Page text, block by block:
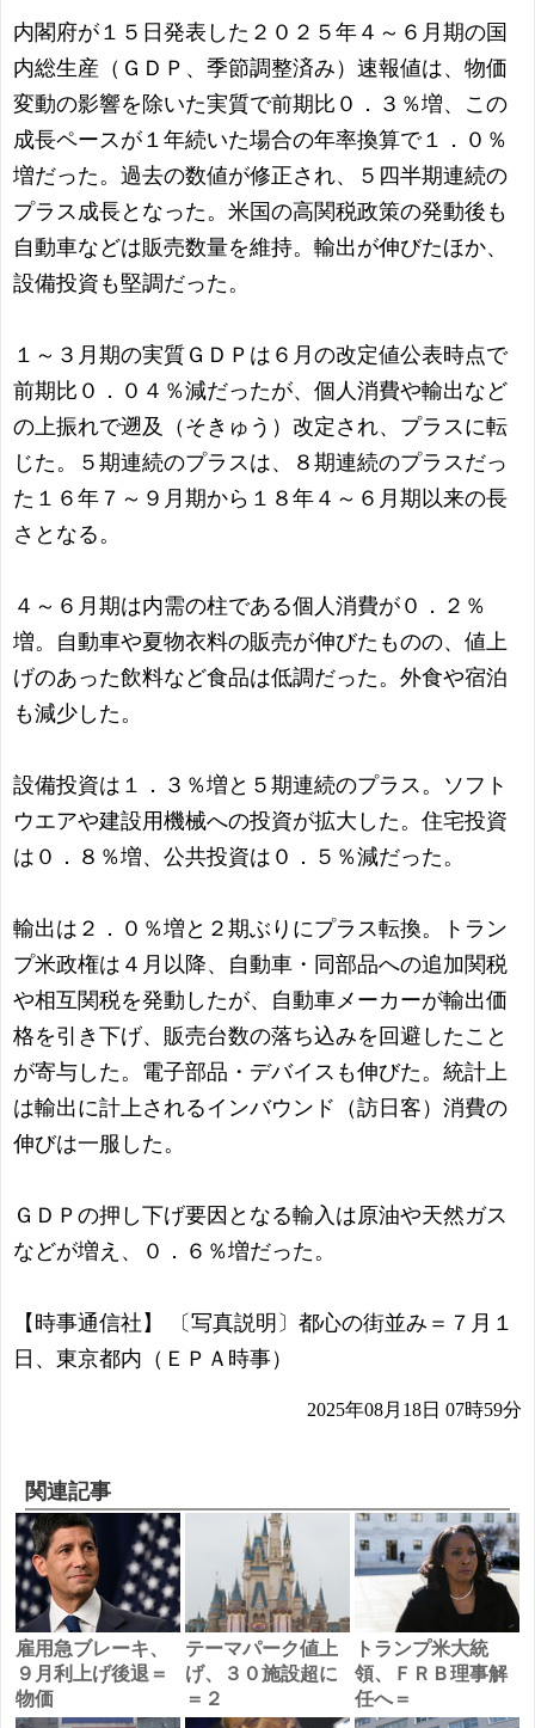
内閣府が１５日発表した２０２５年４～６月期の国
内総生産（ＧＤＰ、季節調整済み）速報値は、物価
変動の影響を除いた実質で前期比０．３％増、この
成長ペースが１年続いた場合の年率換算で１．０％
増だった。過去の数値が修正され、５四半期連続の
プラス成長となった。米国の高関税政策の発動後も
自動車などは販売数量を維持。輸出が伸びたほか、
設備投資も堅調だった。
１～３月期の実質ＧＤＰは６月の改定値公表時点で
前期比０．０４％減だったが、個人消費や輸出など
の上振れで遡及（そきゅう）改定され、プラスに転
じた。５期連続のプラスは、８期連続のプラスだっ
た１６年７～９月期から１８年４～６月期以来の長
さとなる。
４～６月期は内需の柱である個人消費が０．２％
増。自動車や夏物衣料の販売が伸びたものの、値上
げのあった飲料など食品は低調だった。外食や宿泊
も減少した。
設備投資は１．３％増と５期連続のプラス。ソフト
ウエアや建設用機械への投資が拡大した。住宅投資
は０．８％増、公共投資は０．５％減だった。
輸出は２．０％増と２期ぶりにプラス転換。トラン
プ米政権は４月以降、自動車・同部品への追加関税
や相互関税を発動したが、自動車メーカーが輸出価
格を引き下げ、販売台数の落ち込みを回避したこと
が寄与した。電子部品・デバイスも伸びた。統計上
は輸出に計上されるインバウンド（訪日客）消費の
伸びは一服した。
ＧＤＰの押し下げ要因となる輸入は原油や天然ガス
などが増え、０．６％増だった。
【時事通信社】 〔写真説明〕都心の街並み＝７月１
日、東京都内（ＥＰＡ時事）
2025年08月18日 07時59分
関連記事
雇用急ブレーキ、
９月利上げ後退＝
物価
テーマパーク値上
げ、３０施設超に
＝２
トランプ米大統
領、ＦＲＢ理事解
任へ＝